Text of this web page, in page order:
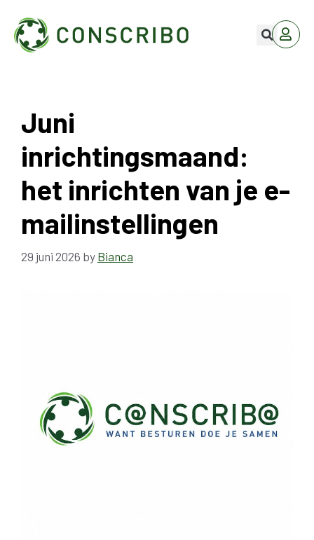
Juni
inrichtingsmaand:
het inrichten van je e-
mailinstellingen
29 juni 2026 by Bianca